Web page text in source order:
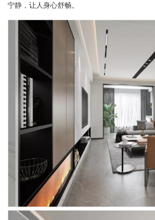
宁静，让人身心舒畅。